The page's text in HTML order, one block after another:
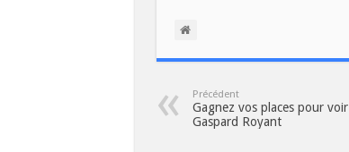
Précédent
Gagnez vos places pour voir
Gaspard Royant